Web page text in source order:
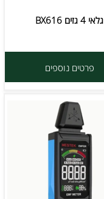
גלאי 4 גזים BX616
פרטים נוספים